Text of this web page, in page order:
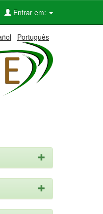
Entrar em:
Português